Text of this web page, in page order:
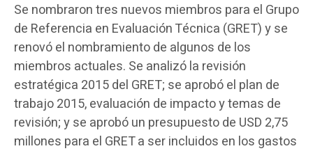
Se nombraron tres nuevos miembros para el Grupo
de Referencia en Evaluación Técnica (GRET) y se
renovó el nombramiento de algunos de los
miembros actuales. Se analizó la revisión
estratégica 2015 del GRET; se aprobó el plan de
trabajo 2015, evaluación de impacto y temas de
revisión; y se aprobó un presupuesto de USD 2,75
millones para el GRET a ser incluidos en los gastos